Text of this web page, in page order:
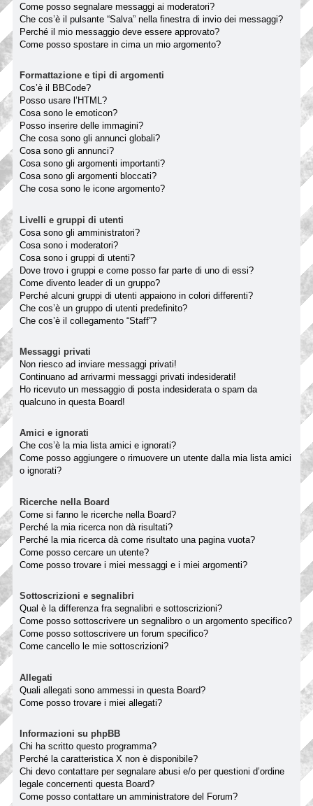
Come posso segnalare messaggi ai moderatori?
Che cos’è il pulsante “Salva” nella finestra di invio dei messaggi?
Perché il mio messaggio deve essere approvato?
Come posso spostare in cima un mio argomento?
Formattazione e tipi di argomenti
Cos’è il BBCode?
Posso usare l’HTML?
Cosa sono le emoticon?
Posso inserire delle immagini?
Che cosa sono gli annunci globali?
Cosa sono gli annunci?
Cosa sono gli argomenti importanti?
Cosa sono gli argomenti bloccati?
Che cosa sono le icone argomento?
Livelli e gruppi di utenti
Cosa sono gli amministratori?
Cosa sono i moderatori?
Cosa sono i gruppi di utenti?
Dove trovo i gruppi e come posso far parte di uno di essi?
Come divento leader di un gruppo?
Perché alcuni gruppi di utenti appaiono in colori differenti?
Che cos’è un gruppo di utenti predefinito?
Che cos’è il collegamento “Staff”?
Messaggi privati
Non riesco ad inviare messaggi privati!
Continuano ad arrivarmi messaggi privati indesiderati!
Ho ricevuto un messaggio di posta indesiderata o spam da
qualcuno in questa Board!
Amici e ignorati
Che cos’è la mia lista amici e ignorati?
Come posso aggiungere o rimuovere un utente dalla mia lista amici
o ignorati?
Ricerche nella Board
Come si fanno le ricerche nella Board?
Perché la mia ricerca non dà risultati?
Perché la mia ricerca dà come risultato una pagina vuota?
Come posso cercare un utente?
Come posso trovare i miei messaggi e i miei argomenti?
Sottoscrizioni e segnalibri
Qual è la differenza fra segnalibri e sottoscrizioni?
Come posso sottoscrivere un segnalibro o un argomento specifico?
Come posso sottoscrivere un forum specifico?
Come cancello le mie sottoscrizioni?
Allegati
Quali allegati sono ammessi in questa Board?
Come posso trovare i miei allegati?
Informazioni su phpBB
Chi ha scritto questo programma?
Perché la caratteristica X non è disponibile?
Chi devo contattare per segnalare abusi e/o per questioni d’ordine
legale concernenti questa Board?
Come posso contattare un amministratore del Forum?